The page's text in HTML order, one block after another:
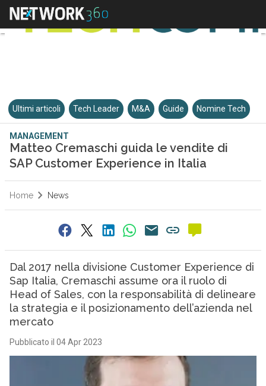
Ultimi articoli Tech Leader M&A Guide Nomine Tech
MANAGEMENT
Matteo Cremaschi guida le vendite di
SAP Customer Experience in Italia
Home News
Dal 2017 nella divisione Customer Experience di
Sap Italia, Cremaschi assume ora il ruolo di
Head of Sales, con la responsabilità di delineare
la strategia e il posizionamento dell’azienda nel
mercato
Pubblicato il 04 Apr 2023